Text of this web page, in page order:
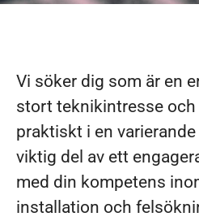
Vi söker dig som är en
stort teknikintresse och
praktiskt i en
viktig del av ett
med din kompetens
installation och